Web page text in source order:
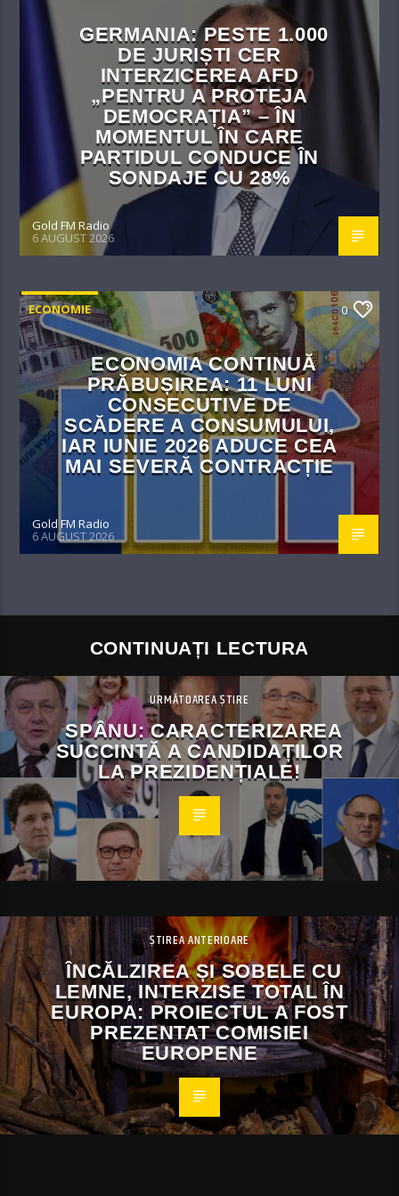
GERMANIA: PESTE 1.000
DE JURIȘTI CER
INTERZICEREA AFD
„PENTRU A PROTEJA
DEMOCRAȚIA” – ÎN
MOMENTUL ÎN CARE
PARTIDUL CONDUCE ÎN
SONDAJE CU 28%
Gold FM Radio
6 AUGUST 2026
ECONOMIE 0
ECONOMIA CONTINUĂ
PRĂBUȘIREA: 11 LUNI
CONSECUTIVE DE
SCĂDERE A CONSUMULUI,
IAR IUNIE 2026 ADUCE CEA
MAI SEVERĂ CONTRACȚIE
Gold FM Radio
6 AUGUST 2026
CONTINUAȚI LECTURA
URMĂTOAREA ȘTIRE
SPÂNU: CARACTERIZAREA
SUCCINTĂ A CANDIDAȚILOR
LA PREZIDENȚIALE!
ȘTIREA ANTERIOARE
ÎNCĂLZIREA ȘI SOBELE CU
LEMNE, INTERZISE TOTAL ÎN
EUROPA: PROIECTUL A FOST
PREZENTAT COMISIEI
EUROPENE